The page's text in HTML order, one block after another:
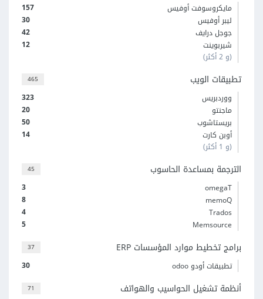
157
مايكروسوفت أوفيس
30
ليبر أوفيس
42
جوجل درايف
12
شيربوينت
(و 2 أكثر)
465 تطبيقات الويب
323
ووردبريس
20
ماجنتو
50
بريستاشوب
14
أوبن كارت
(و 1 أكثر)
45 الترجمة بمساعدة الحاسوب
3
omegaT
8
memoQ
4
Trados
5
Memsource
37 برامج تخطيط موارد المؤسسات ERP
30 تطبيقات أودو odoo
71 أنظمة تشغيل الحواسيب والهواتف